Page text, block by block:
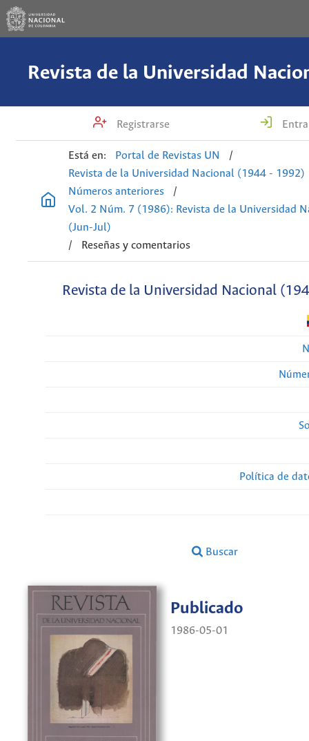
Registrarse
Está en: Portal de Revistas UN
/
Revista de la Universidad Nacional (1944 - 1992)
Números anteriores
/
Vol. 2 Núm. 7 (1986): Revista de la Universidad
(Jun-Jul)
/
Reseñas y comentarios
Revista de la Universidad Nacional
Política de
Buscar
Publicado
1986-05-01